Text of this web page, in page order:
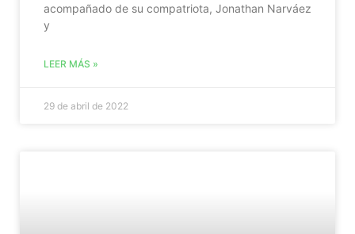
acompañado de su compatriota, Jonathan Narváez
y
LEER MÁS »
29 de abril de 2022